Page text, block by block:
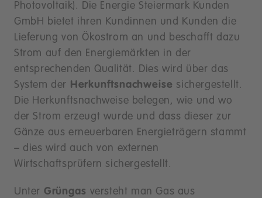
Photovoltaik). Die Energie Steiermark Kunden
GmbH bietet ihren Kundinnen und Kunden die
Lieferung von Ökostrom an und beschafft dazu
Strom auf den Energiemärkten in der
entsprechenden Qualität. Dies wird über das
System der
Herkunftsnachweise sichergestellt.
Die Herkunftsnachweise belegen, wie und wo
der Strom erzeugt wurde und dass dieser zur
Gänze aus erneuerbaren Energieträgern stammt
– dies wird auch von externen
Wirtschaftsprüfern sichergestellt.
Unter Grüngas versteht man Gas aus